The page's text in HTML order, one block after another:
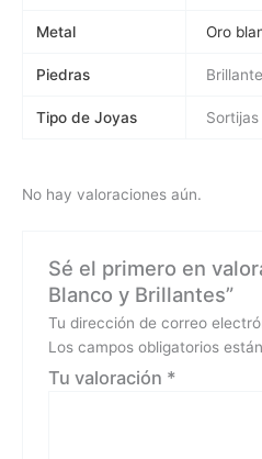
Metal Oro
Piedras Brillante
Tipo de Joyas Sortijas
No hay valoraciones aún.
Sé el primero en
Blanco y Brillantes”
Tu dirección de correo
Los campos obligatorios
Tu valoración *